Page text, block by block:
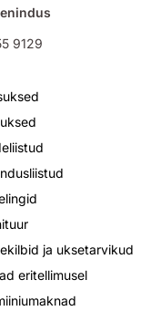
9129
ja uksetarvikud
eritellimusel